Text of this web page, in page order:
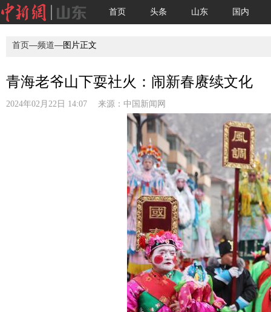
首页 头条 山东 国内
首页—频道—图片正文
青海老爷山下耍社火：闹新春赓续文化
2024年02月22日 14:07 来源： 中国新闻网